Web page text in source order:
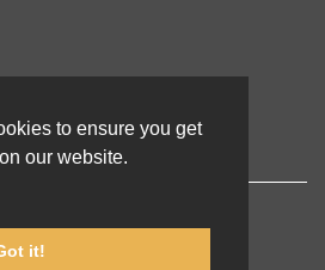
to ensure you get
our website.
it!